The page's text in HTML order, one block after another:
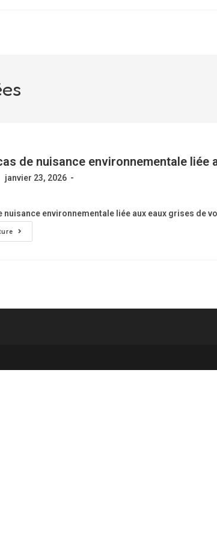
de nuisance environnementale
janvier 23, 2026
nuisance environnementale liée aux eaux grises de